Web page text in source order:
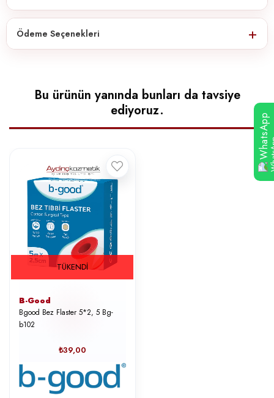
Ödeme Seçenekleri
Bu ürünün yanında bunları da tavsiye
ediyoruz.
TÜKENDI
B-Good
Bgood Bez Flaster 5*2, 5 Bg-
b102
₺39,00
WhatsApp